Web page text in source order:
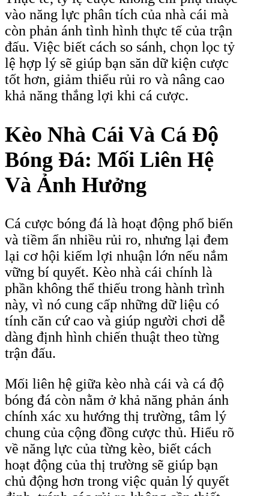
vào năng lực phân tích của nhà cái mà
còn phản ánh tình hình thực tế của trận
đấu. Việc biết cách so sánh, chọn lọc tỷ
lệ hợp lý sẽ giúp bạn săn dữ kiện cược
tốt hơn, giảm thiểu rủi ro và nâng cao
khả năng thắng lợi khi cá cược.
Kèo Nhà Cái Và Cá Độ
Bóng Đá: Mối Liên Hệ
Và Ảnh Hưởng
Cá cược bóng đá là hoạt động phổ biến
và tiềm ẩn nhiều rủi ro, nhưng lại đem
lại cơ hội kiếm lợi nhuận lớn nếu nắm
vững bí quyết. Kèo nhà cái chính là
phần không thể thiếu trong hành trình
này, vì nó cung cấp những dữ liệu có
tính căn cứ cao và giúp người chơi dễ
dàng định hình chiến thuật theo từng
trận đấu.
Mối liên hệ giữa kèo nhà cái và cá độ
bóng đá còn nằm ở khả năng phản ánh
chính xác xu hướng thị trường, tâm lý
chung của cộng đồng cược thủ. Hiểu rõ
về năng lực của từng kèo, biết cách
hoạt động của thị trường sẽ giúp bạn
chủ động hơn trong việc quản lý quyết